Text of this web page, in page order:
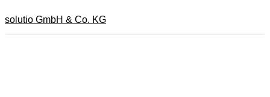
solutio GmbH & Co. KG